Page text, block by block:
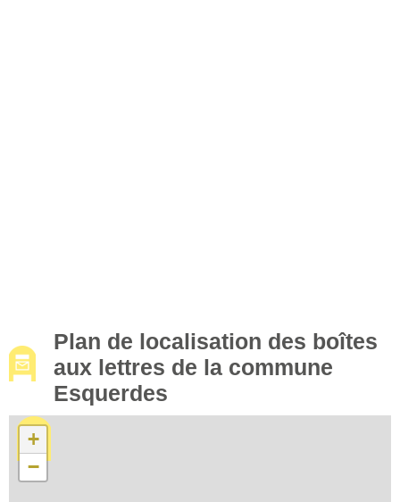
Plan de localisation des boîtes
aux lettres de la commune
Esquerdes
+
−